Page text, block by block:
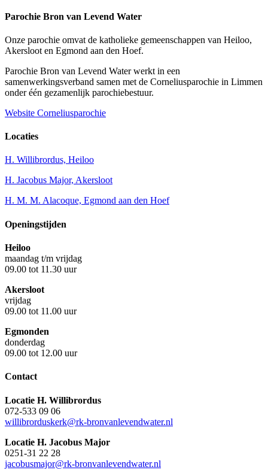
Parochie Bron van Levend Water
Onze parochie omvat de katholieke gemeenschappen van Heiloo,
Akersloot en Egmond aan den Hoef.
Parochie Bron van Levend Water werkt in een
samenwerkingsverband samen met de Corneliusparochie in Limmen
onder één gezamenlijk parochiebestuur.
Website Corneliusparochie
Locaties
H. Willibrordus, Heiloo
H. Jacobus Major, Akersloot
H. M. M. Alacoque, Egmond aan den Hoef
Openingstijden
Heiloo
maandag t/m vrijdag
09.00 tot 11.30 uur
Akersloot
vrijdag
09.00 tot 11.00 uur
Egmonden
donderdag
09.00 tot 12.00 uur
Contact
Locatie H. Willibrordus
072-533 09 06
willibrorduskerk@rk-bronvanlevendwater.nl
Locatie H. Jacobus Major
0251-31 22 28
jacobusmajor@rk-bronvanlevendwater.nl